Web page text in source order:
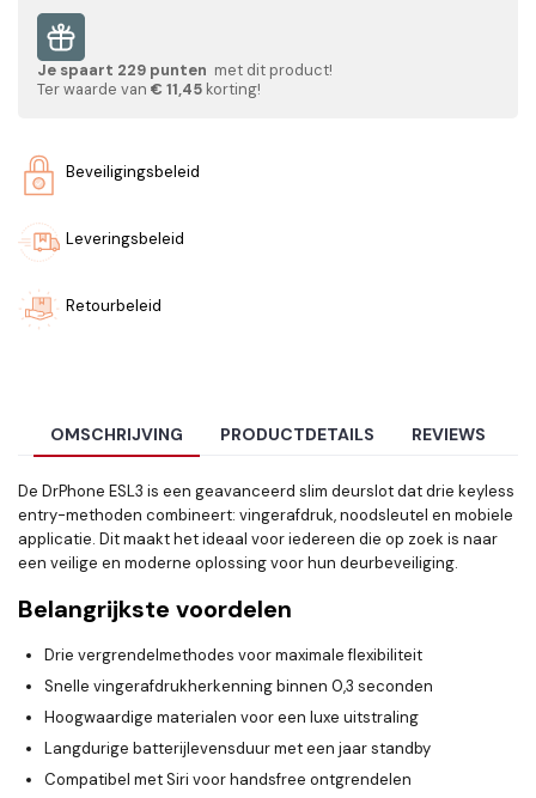
Je spaart 229 punten met dit product!
Ter waarde van € 11,45 korting!
Beveiligingsbeleid
Leveringsbeleid
Retourbeleid
OMSCHRIJVING PRODUCTDETAILS REVIEWS
De DrPhone ESL3 is een geavanceerd slim deurslot dat drie keyless
entry-methoden combineert: vingerafdruk, noodsleutel en mobiele
applicatie. Dit maakt het ideaal voor iedereen die op zoek is naar
een veilige en moderne oplossing voor hun deurbeveiliging.
Belangrijkste voordelen
Drie vergrendelmethodes voor maximale flexibiliteit
Snelle vingerafdrukherkenning binnen 0,3 seconden
Hoogwaardige materialen voor een luxe uitstraling
Langdurige batterijlevensduur met een jaar standby
Compatibel met Siri voor handsfree ontgrendelen